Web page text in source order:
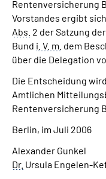
Rentenversicherung
Vorstandes ergibt
Abs. 2 der Satzung
Bund i. V. m. dem
über die Delegation
Die Entscheidung
Amtlichen
Rentenversicherung
Berlin, im Juli 2006
Alexander Gunkel
Dr. Ursula Engelen-